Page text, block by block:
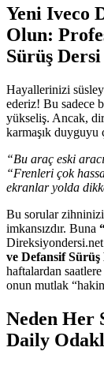
Yeni Iveco
Olun:
Sürüş
Hayallerinizi
ederiz! Bu sadece
yükseliş. Ancak,
karmaşık
“Bu araç eski
“Frenleri çok
ekranlar yolda
Bu sorular zihninizi
imkansızdır. Buna
ve Defansif Sürüş
haftalardan
onun mutlak
Neden Her
Daily